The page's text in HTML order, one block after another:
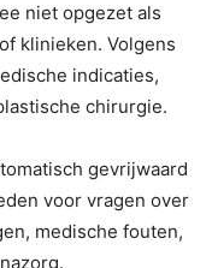
niet opgezet als
klinieken. Volgens
indicaties,
chirurgie.
gevrijwaard
voor vragen over
medische fouten,